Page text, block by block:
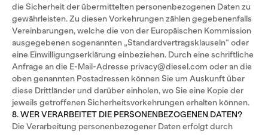
die Sicherheit der übermittelten personenbezogenen Daten zu
gewährleisten. Zu diesen Vorkehrungen zählen gegebenenfalls
Vereinbarungen, welche die von der Europäischen Kommission
ausgegebenen sogenannten „Standardvertragsklauseln“ oder
eine Einwilligungserklärung einbeziehen. Durch eine schriftliche
Anfrage an die E-Mail-Adresse privacy@diesel.com oder an die
oben genannten Postadressen können Sie um Auskunft über
diese Drittländer und darüber einholen, wo Sie eine Kopie der
jeweils getroffenen Sicherheitsvorkehrungen erhalten können.
8. WER VERARBEITET DIE PERSONENBEZOGENEN DATEN?
Die Verarbeitung personenbezogener Daten erfolgt durch